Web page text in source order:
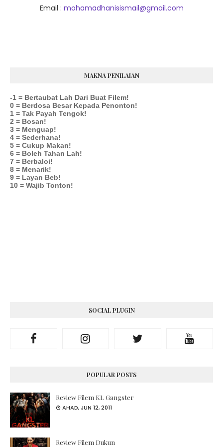
Email : mohamadhanisismail@gmail.com
MAKNA PENILAIAN
-1 = Bertaubat Lah Dari Buat Filem!
0 = Berdosa Besar Kepada Penonton!
1 = Tak Payah Tengok!
2 = Bosan!
3 = Menguap!
4 = Sederhana!
5 = Cukup Makan!
6 = Boleh Tahan Lah!
7 = Berbaloi!
8 = Menarik!
9 = Layan Beb!
10 = Wajib Tonton!
SOCIAL PLUGIN
POPULAR POSTS
Review Filem KL Gangster
AHAD, JUN 12, 2011
Review Filem Dukun